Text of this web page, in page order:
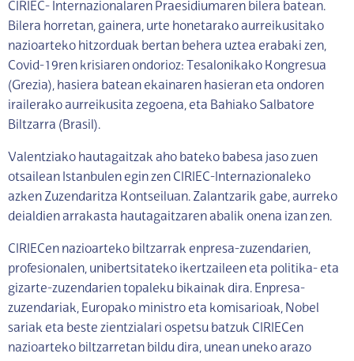
CIRIEC- Internazionalaren Praesidiumaren bilera batean.
Bilera horretan, gainera, urte honetarako aurreikusitako
nazioarteko hitzorduak bertan behera uztea erabaki zen,
Covid-19ren krisiaren ondorioz: Tesalonikako Kongresua
(Grezia), hasiera batean ekainaren hasieran eta ondoren
irailerako aurreikusita zegoena, eta Bahiako Salbatore
Biltzarra (Brasil).
Valentziako hautagaitzak aho bateko babesa jaso zuen
otsailean Istanbulen egin zen CIRIEC-Internazionaleko
azken Zuzendaritza Kontseiluan. Zalantzarik gabe, aurreko
deialdien arrakasta hautagaitzaren abalik onena izan zen.
CIRIECen nazioarteko biltzarrak enpresa-zuzendarien,
profesionalen, unibertsitateko ikertzaileen eta politika- eta
gizarte-zuzendarien topaleku bikainak dira. Enpresa-
zuzendariak, Europako ministro eta komisarioak, Nobel
sariak eta beste zientzialari ospetsu batzuk CIRIECen
nazioarteko biltzarretan bildu dira, unean uneko arazo